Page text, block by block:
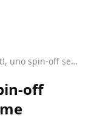
Soul Eater Not!, uno spin-off senza cacciatori di anime
off